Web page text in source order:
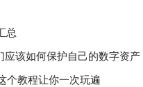
总
该如何保护自己的数字资产
个教程让你一次玩遍